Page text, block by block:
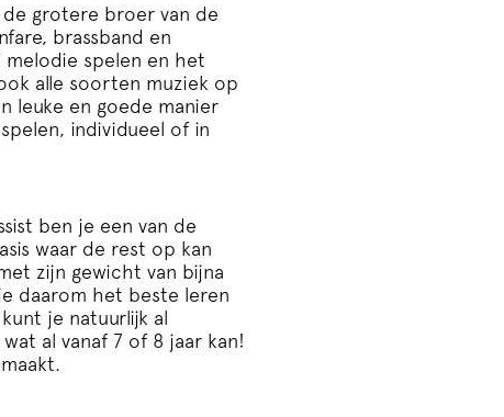
grotere broer van de
brassband en
spelen en het
alle soorten muziek op
leuke en goede manier
individueel of in
ben je een van de
waar de rest op kan
zijn gewicht van bijna
daarom het beste leren
je natuurlijk al
al vanaf 7 of 8 jaar kan!